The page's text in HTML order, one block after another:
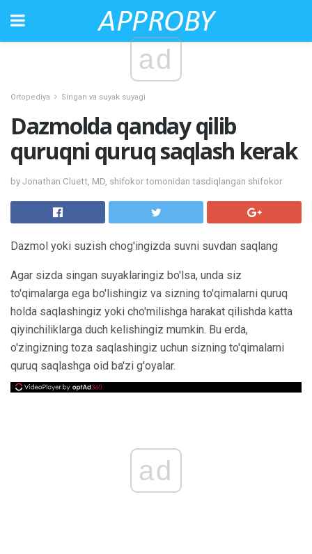
ad
Ortopediya Singan va suyak suyagi
Dazmolda qanday qilib
quruqni quruq saqlash kerak
by Jonathan Cluett, MD, shifokor tomonidan tasdiqlangan shifokor
Dazmol yoki suzish chog'ingizda suvni suvdan saqlang
Agar sizda singan suyaklaringiz bo'lsa, unda siz
to'qimalarga ega bo'lishingiz va sizning to'qimalarni quruq
holda saqlashingiz yoki cho'milishga harakat qilishda katta
qiyinchiliklarga duch kelishingiz mumkin. Bu erda,
o'zingizning toza saqlashingiz uchun sizning to'qimalarni
quruq saqlashga oid ba'zi g'oyalar.
ad